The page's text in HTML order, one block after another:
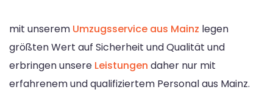
mit unserem Umzugsservice aus Mainz legen
größten Wert auf Sicherheit und Qualität und
erbringen unsere Leistungen daher nur mit
erfahrenem und qualifiziertem Personal aus Mainz.